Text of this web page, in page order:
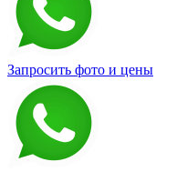
Запросить фото и цены